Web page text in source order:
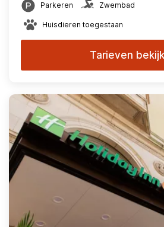
Parkeren Zwembad
Huisdieren toegestaan
Tarieven